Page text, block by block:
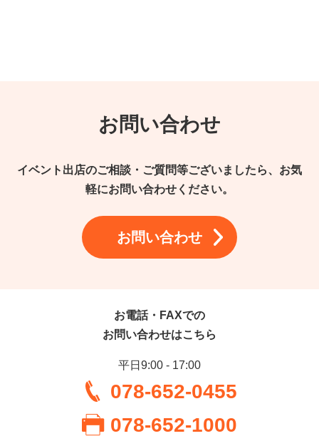
お問い合わせ
イベント出店のご相談・ご質問等ございましたら、お気
軽にお問い合わせください。
お問い合わせ
お電話・FAXでの
お問い合わせはこちら
078-652-0455
平日9:00 - 17:00
078-652-1000